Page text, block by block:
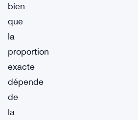
bien
que
la
proportion
exacte
dépende
de
la